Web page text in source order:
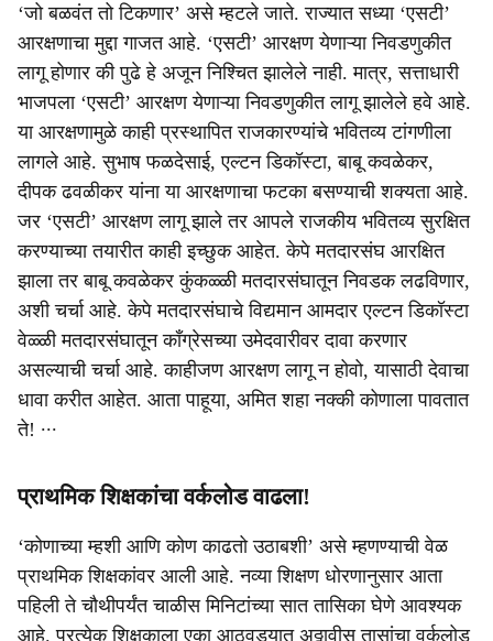
‘जो बळवंत तो टिकणार’ असे म्हटले जाते. राज्यात सध्या ‘एसटी’
आरक्षणाचा मुद्दा गाजत आहे. ‘एसटी’ आरक्षण येणाऱ्या निवडणुकीत
लागू होणार की पुढे हे अजून निश्चित झालेले नाही. मात्र, सत्ताधारी
भाजपला ‘एसटी’ आरक्षण येणाऱ्या निवडणुकीत लागू झालेले हवे आहे.
या आरक्षणामुळे काही प्रस्थापित राजकारण्यांचे भवितव्य टांगणीला
लागले आहे. सुभाष फळदेसाई, एल्टन डिकॉस्टा, बाबू कवळेकर,
दीपक ढवळीकर यांना या आरक्षणाचा फटका बसण्याची शक्यता आहे.
जर ‘एसटी’ आरक्षण लागू झाले तर आपले राजकीय भवितव्य सुरक्षित
करण्याच्या तयारीत काही इच्छुक आहेत. केपे मतदारसंघ आरक्षित
झाला तर बाबू कवळेकर कुंकळ्ळी मतदारसंघातून निवडक लढविणार,
अशी चर्चा आहे. केपे मतदारसंघाचे विद्यमान आमदार एल्टन डिकॉस्टा
वेळ्ळी मतदारसंघातून काँग्रेसच्या उमेदवारीवर दावा करणार
असल्याची चर्चा आहे. काहीजण आरक्षण लागू न होवो, यासाठी देवाचा
धावा करीत आहेत. आता पाहूया, अमित शहा नक्की कोणाला पावतात
ते! ∙∙∙
प्राथमिक शिक्षकांचा वर्कलोड वाढला!
‘कोणाच्या म्हशी आणि कोण काढतो उठाबशी’ असे म्हणण्याची वेळ
प्राथमिक शिक्षकांवर आली आहे. नव्या शिक्षण धोरणानुसार आता
पहिली ते चौथीपर्यंत चाळीस मिनिटांच्या सात तासिका घेणे आवश्यक
आहे. प्रत्येक शिक्षकाला एका आठवड्यात अठ्ठावीस तासांचा वर्कलोड